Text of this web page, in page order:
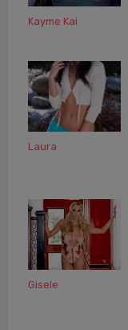
Kayme Kai
Laura
Gisele